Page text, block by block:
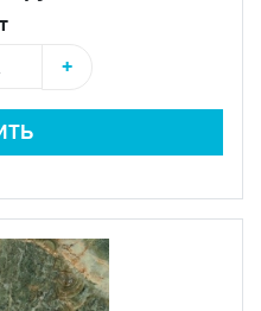
+